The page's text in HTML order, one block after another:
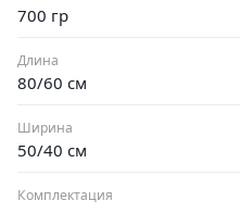
700 гр
Длина
80/60 см
Ширина
50/40 см
Комплектация